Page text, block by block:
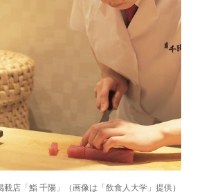
店「鮨 千陽」（画像は「飲食人大学」提供）